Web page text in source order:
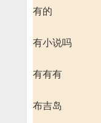
有的
有小说吗
有有有
布吉岛